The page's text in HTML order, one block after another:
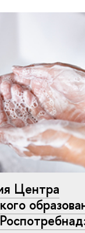
Центра